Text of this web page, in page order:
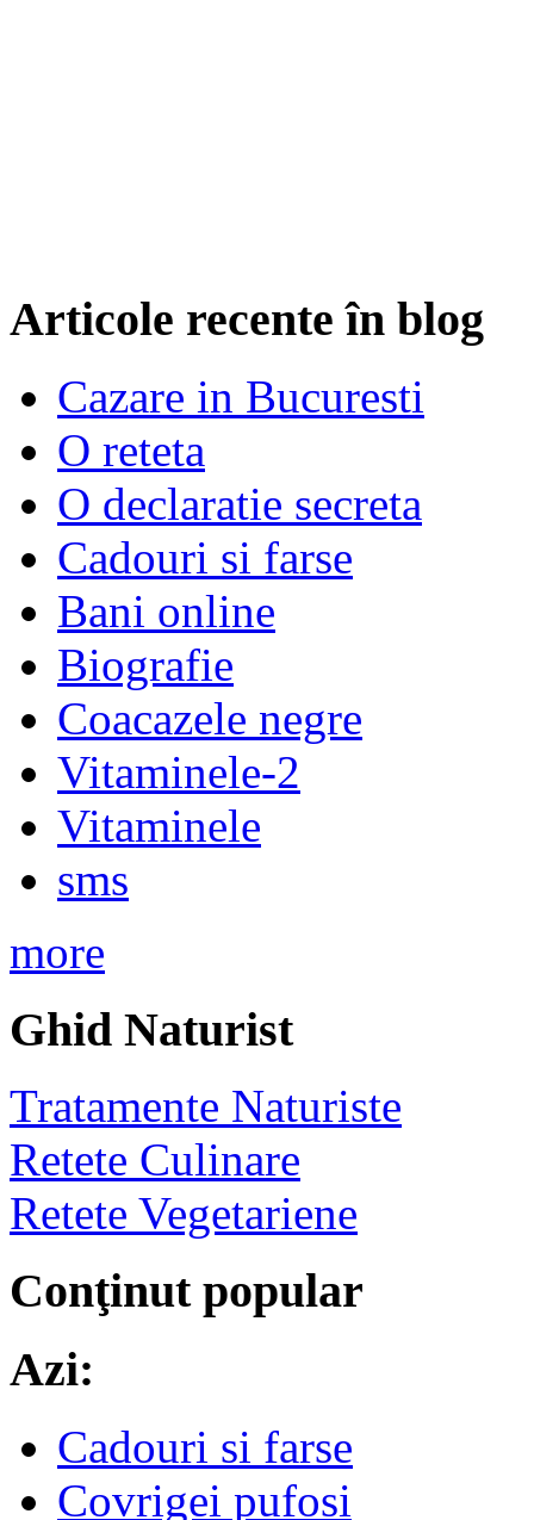
Articole recente în blog
Cazare in Bucuresti
O reteta
O declaratie secreta
Cadouri si farse
Bani online
Biografie
Coacazele negre
Vitaminele-2
Vitaminele
sms
more
Ghid Naturist
Tratamente Naturiste
Retete Culinare
Retete Vegetariene
Conţinut popular
Azi:
Cadouri si farse
Covrigei pufosi